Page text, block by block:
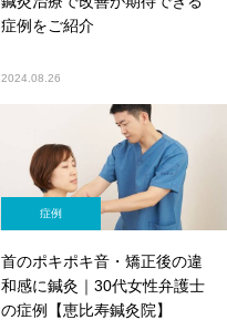
症例をご紹介
2024.08.26
症例
首のポキポキ音・矯正後の違
和感に鍼灸｜30代女性弁護士
の症例【恵比寿鍼灸院】